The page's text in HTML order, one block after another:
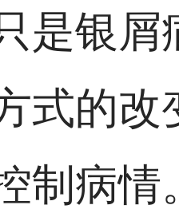
是银屑
式的改
制病情